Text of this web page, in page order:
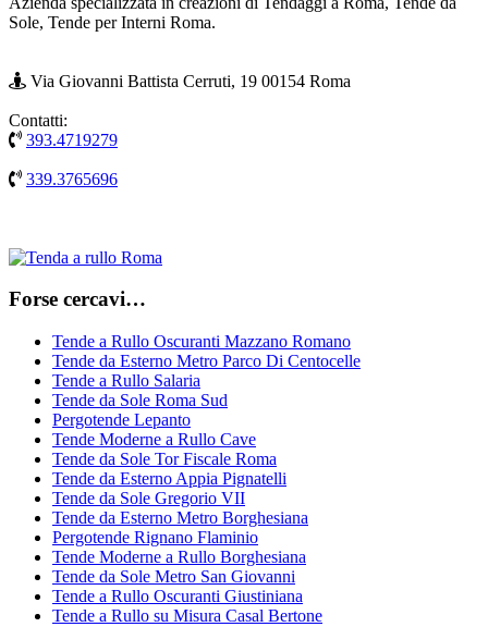
Sole, Tende per Interni Roma.
Via Giovanni Battista Cerruti, 19 00154 Roma
Contatti:
393.4719279
339.3765696
Forse cercavi…
Tende a Rullo Oscuranti Mazzano Romano
Tende da Esterno Metro Parco Di Centocelle
Tende a Rullo Salaria
Tende da Sole Roma Sud
Pergotende Lepanto
Tende Moderne a Rullo Cave
Tende da Sole Tor Fiscale Roma
Tende da Esterno Appia Pignatelli
Tende da Sole Gregorio VII
Tende da Esterno Metro Borghesiana
Pergotende Rignano Flaminio
Tende Moderne a Rullo Borghesiana
Tende da Sole Metro San Giovanni
Tende a Rullo Oscuranti Giustiniana
Tende a Rullo su Misura Casal Bertone